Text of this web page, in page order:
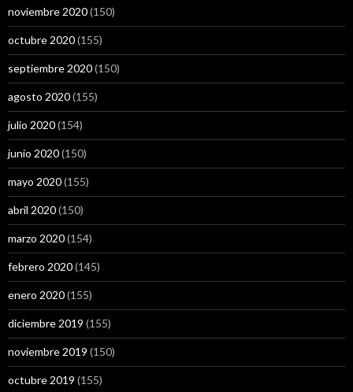
noviembre 2020(150)
octubre 2020(155)
septiembre 2020(150)
agosto 2020(155)
julio 2020(154)
junio 2020(150)
mayo 2020(155)
abril 2020(150)
marzo 2020(154)
febrero 2020(145)
enero 2020(155)
diciembre 2019 (155)
noviembre 2019 (150)
octubre 2019 (155)